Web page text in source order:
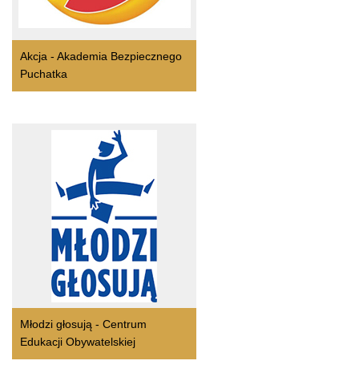
Akcja - Akademia Bezpiecznego
Puchatka
Młodzi głosują - Centrum
Edukacji Obywatelskiej